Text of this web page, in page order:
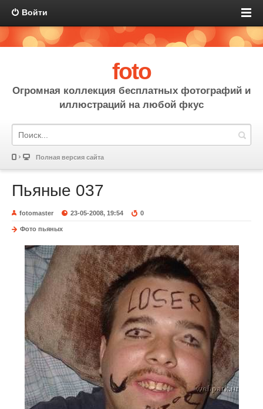
Войти
foto
Огромная коллекция бесплатных фотографий и
иллюстраций на любой фкус
Полная версия сайта
Пьяные 037
fotomaster 23-05-2008, 19:54 0
Фото пьяных